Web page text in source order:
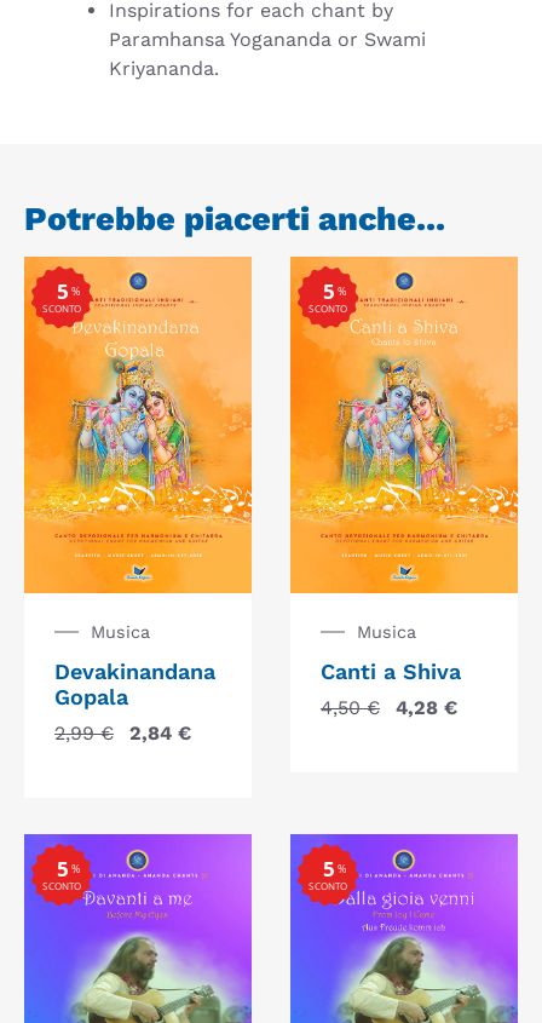
Inspirations for each chant by
Paramhansa Yogananda or Swami
Kriyananda.
Potrebbe piacerti anche...
Musica
Devakinandana
Gopala
2,99€ 2,84 €
Musica
Canti a Shiva
4,50€ 4,28 €
%
SCONTO
5 %
SCONTO
5
%
SCONTO
5 %
SCONTO
5